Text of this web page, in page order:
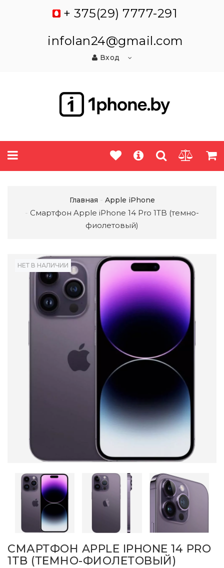
+ 375(29) 7777-291
infolan24@gmail.com
Вход
Главная Apple iPhone
Смартфон Apple iPhone 14 Pro 1TB (темно-
фиолетовый)
НЕТ В НАЛИЧИИ
СМАРТФОН APPLE IPHONE 14 PRO
1TB (ТЕМНО-ФИОЛЕТОВЫЙ)